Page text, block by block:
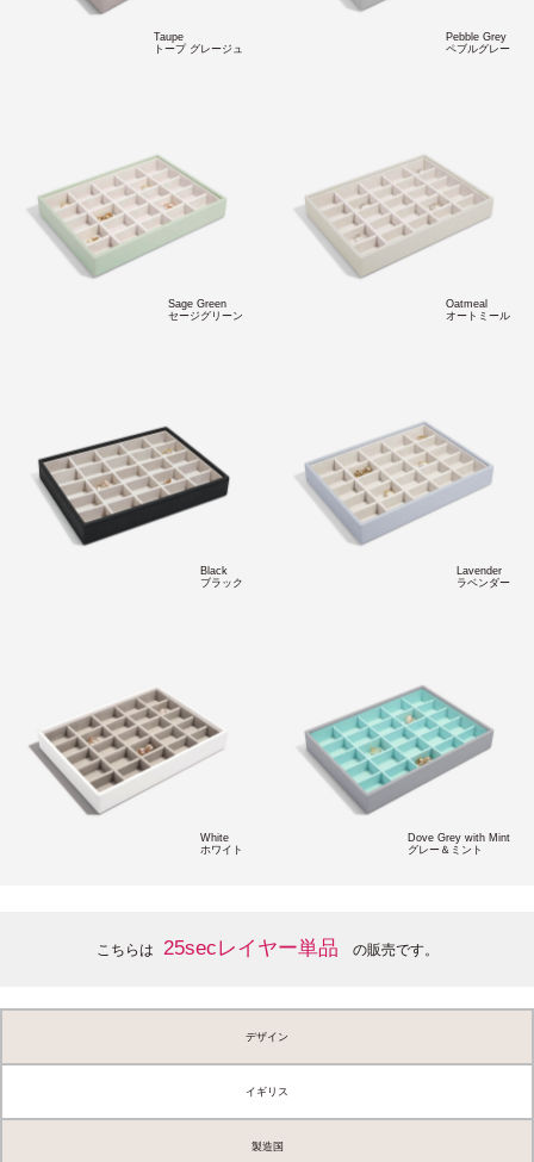
Taupe
トープ グレージュ
Pebble Grey
ペブルグレー
Sage Green
セージグリーン
Oatmeal
オートミール
Black
ブラック
Lavender
ラベンダー
White
ホワイト
Dove Grey with Mint
グレー＆ミント
こちらは 25secレイヤー単品 の販売です。
デザイン
イギリス
製造国